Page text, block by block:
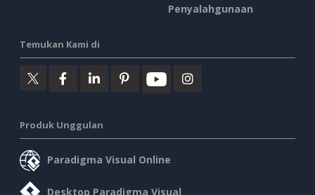
Penyalahgunaan
Temukan Kami di
Produk Unggulan
Paradigma Visual Online
Desktop Paradigma Visual